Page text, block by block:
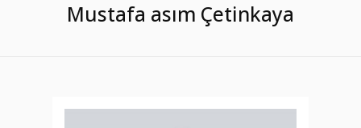
Mustafa asım Çetinkaya